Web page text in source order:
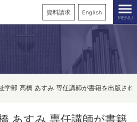
資料請求 English
MENU
学部 髙橋 あすみ 専任講師が書籍を出版され
あすみ 専任講師が書籍